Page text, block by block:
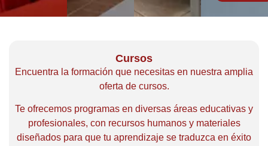
Cursos
Encuentra la formación que necesitas en nuestra amplia
oferta de cursos.
Te ofrecemos programas en diversas áreas educativas y
profesionales, con recursos humanos y materiales
diseñados para que tu aprendizaje se traduzca en éxito